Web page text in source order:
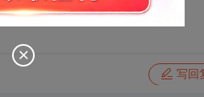
写回